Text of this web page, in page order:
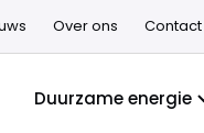
Over ons Contact
Duurzame energie